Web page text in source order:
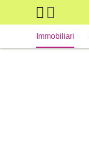
Skip to main content
Immobiliari